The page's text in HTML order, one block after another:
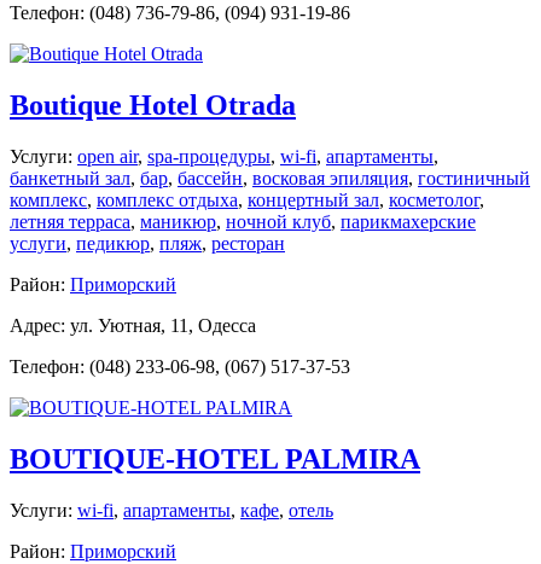
Телефон: (048) 736-79-86, (094) 931-19-86
Boutique Hotel Otrada
Услуги: open air, spa-процедуры, wi-fi, апартаменты,
банкетный зал, бар, бассейн, восковая эпиляция, гостиничный
комплекс, комплекс отдыха, концертный зал, косметолог,
летняя терраса, маникюр, ночной клуб, парикмахерские
услуги, педикюр, пляж, ресторан
Район: Приморский
Адрес: ул. Уютная, 11, Одесса
Телефон: (048) 233-06-98, (067) 517-37-53
BOUTIQUE-HOTEL PALMIRA
Услуги: wi-fi, апартаменты, кафе, отель
Район: Приморский